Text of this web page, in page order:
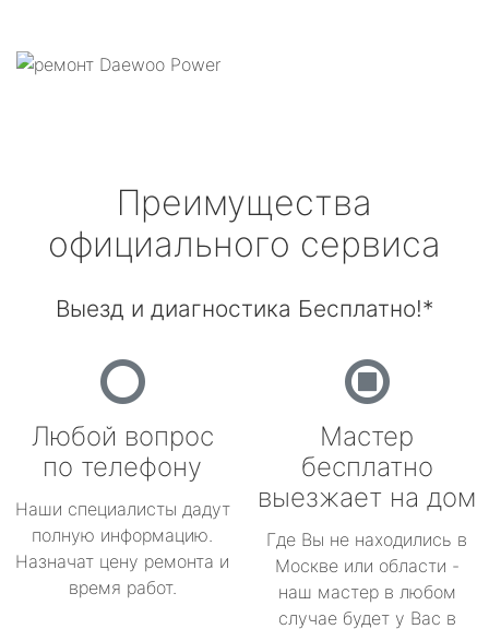
Преимущества
официального сервиса
Выезд и диагностика Бесплатно!*
Любой вопрос
по телефону
Наши специалисты дадут
полную информацию.
Назначат цену ремонта и
время работ.
Мастер
бесплатно
выезжает на дом
Где Вы не находились в
Москве или области -
наш мастер в любом
случае будет у Вас в